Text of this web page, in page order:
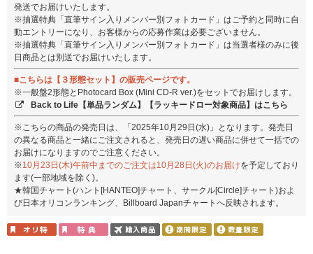
発送でお届けいたします。
※抽選特典「直筆サイン入りメンバー別フォトカード」はご予約と同時に自
動エントリーになり、お客様からの応募作業は必要ございません。
※抽選特典「直筆サイン入りメンバー別フォトカード」は当選者様のみに後
日商品とは別送でお届けいたします。
■こちらは【３形態セット】の販売ページです。
※一般盤2形態とPhotocard Box (Mini CD-R ver.)をセットでお届けします。
Back to Life【単品ランダム】【ラッキードロー対象商品】はこちら
※こちらの商品の発売日は、「2025年10月29日(水)」となります。発売日
の異なる商品と一緒にご注文されると、発売日の遅い商品に併せて一括での
お届けになりますのでご注意ください。
※10月23日(木)午前中までのご注文は10月28日(火)のお届けを予定しており
ます(一部地域を除く)。
★韓国チャート(ハント[HANTEO]チャート、サークル[Circle]チャート)およ
び日本オリコンランキング、Billboard Japanチャートへ反映されます。